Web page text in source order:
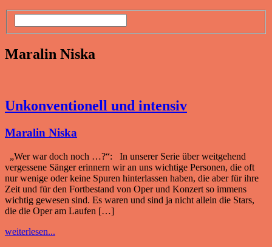
Maralin Niska
Unkonventionell und intensiv
Maralin Niska
„Wer war doch noch …?“: In unserer Serie über weitgehend
vergessene Sänger erinnern wir an uns wichtige Personen, die oft
nur wenige oder keine Spuren hinterlassen haben, die aber für ihre
Zeit und für den Fortbestand von Oper und Konzert so immens
wichtig gewesen sind. Es waren und sind ja nicht allein die Stars,
die die Oper am Laufen […]
weiterlesen...